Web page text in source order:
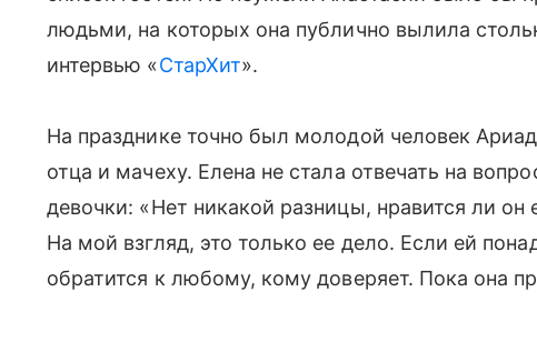
людьми, на которых она публично вылила
интервью «СтарХит».
На празднике точно был молодой человек
отца и мачеху. Елена не стала отвечать на
девочки: «Нет никакой разницы, нравится ли
На мой взгляд, это только ее дело. Если ей
обратится к любому, кому доверяет. Пока она